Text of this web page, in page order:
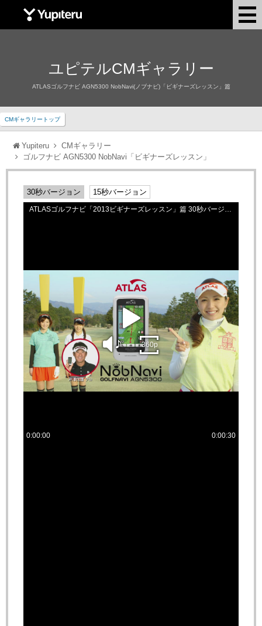
ユピテルCMギャラリー
ATLASゴルフナビ AGN5300 NobNavi(ノブナビ)「ビギナーズレッスン」篇
CMギャラリートップ
Yupiteru
CMギャラリー
ゴルフナビ AGN5300 NobNavi「ビギナーズレッスン」
30秒バージョン 15秒バージョン